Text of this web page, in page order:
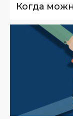
Когда